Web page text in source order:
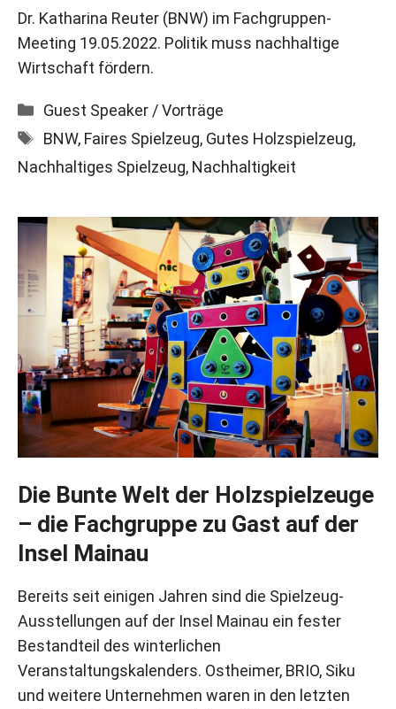
Dr. Katharina Reuter (BNW) im Fachgruppen-
Meeting 19.05.2022. Politik muss nachhaltige
Wirtschaft fördern.
Kategorien
Guest Speaker / Vorträge
Schlagwörter
BNW, Faires Spielzeug, Gutes Holzspielzeug,
Nachhaltiges Spielzeug, Nachhaltigkeit
Die Bunte Welt der Holzspielzeuge
– die Fachgruppe zu Gast auf der
Insel Mainau
Bereits seit einigen Jahren sind die Spielzeug-
Ausstellungen auf der Insel Mainau ein fester
Bestandteil des winterlichen
Veranstaltungskalenders. Ostheimer, BRIO, Siku
und weitere Unternehmen waren in den letzten